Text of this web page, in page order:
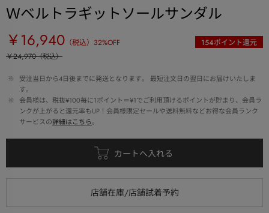
Ｗベルトラギットソールサンダル
￥16,940 （税込） 32%OFF 154ポイント還元
￥24,970（税込）
※
受注当日から4日後までに発送となります。 最短注文日の翌日にお届けいたしま
す。
※
会員様は、税抜¥100毎に1ポイント＝¥1でご利用頂けるポイントが貯まり、会員ラ
ンクが上がると還元率もUP！会員様限定セールや送料無料などお得な会員ランク
サービスの詳細はこちら。